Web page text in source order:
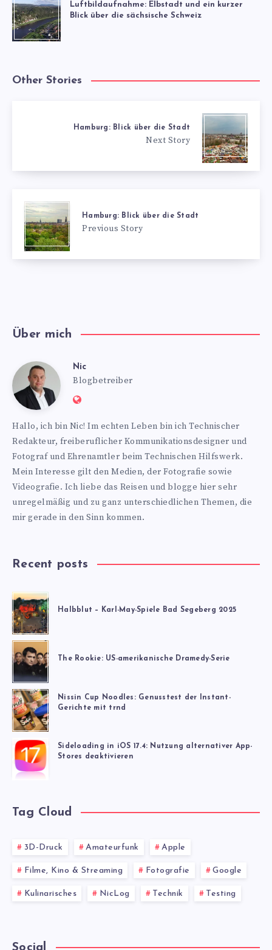
Luftbildaufnahme: Elbstadt und ein kurzer
Blick über die sächsische Schweiz
Other Stories
Hamburg: Blick über die Stadt
Next Story
Hamburg: Blick über die Stadt
Previous Story
Über mich
Nic Nic
Blogbetreiber
Website:
Hallo, ich bin Nic! Im echten Leben bin ich Technischer
Redakteur, freiberuflicher Kommunikationsdesigner und
Fotograf und Ehrenamtler beim Technischen Hilfswerk.
Mein Interesse gilt den Medien, der Fotografie sowie
Videografie. Ich liebe das Reisen und blogge hier sehr
unregelmäßig und zu ganz unterschiedlichen Themen, die
mir gerade in den Sinn kommen.
Recent posts
Halbblut – Karl-May-Spiele Bad Segeberg 2025
The Rookie: US-amerikanische Dramedy-Serie
Nissin Cup Noodles: Genusstest der Instant-
Gerichte mit trnd
Sideloading in iOS 17.4: Nutzung alternativer App-
Stores deaktivieren
Tag Cloud
3D-Druck Amateurfunk Apple
Filme, Kino & Streaming Fotografie Google
Kulinarisches NicLog Technik Testing
Social